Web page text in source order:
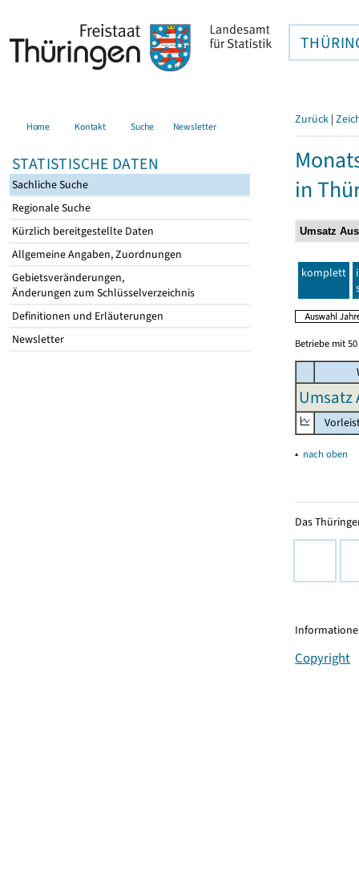
Home Kontakt Suche Newsletter
STATISTISCHE DATEN
Sachliche Suche
Regionale Suche
Kürzlich bereitgestellte Daten
Allgemeine Angaben, Zuordnungen
Gebietsveränderungen,
Änderungen zum Schlüsselverzeichnis
Definitionen und Erläuterungen
Newsletter
Zurück |
in
komplett
Betriebe mit
Umsatz
▴ nach oben
Das
Copyright